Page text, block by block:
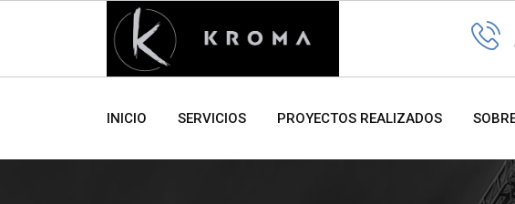
INICIO SERVICIOS PROYECTOS REALIZADOS